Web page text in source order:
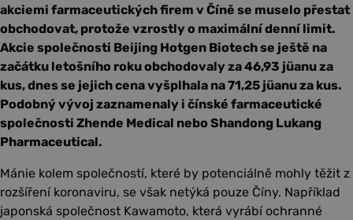
akciemi farmaceutických firem v Číně se muselo přestat
obchodovat, protože vzrostly o maximální denní limit.
Akcie společnosti Beijing Hotgen Biotech se ještě na
začátku letošního roku obchodovaly za 46,93 jüanu za
kus, dnes se jejich cena vyšplhala na 71,25 jüanu za kus.
Podobný vývoj zaznamenaly i čínské farmaceutické
společnosti Zhende Medical nebo Shandong Lukang
Pharmaceutical.
Mánie kolem společností, které by potenciálně mohly těžit z
rozšíření koronaviru, se však netýká pouze Číny. Například
japonská společnost Kawamoto, která vyrábí ochranné